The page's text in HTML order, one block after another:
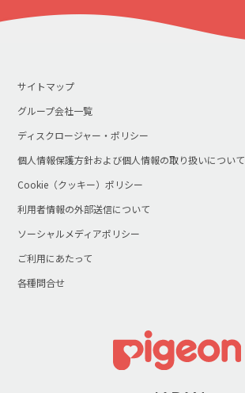
サイトマップ
グループ会社一覧
ディスクロージャー・ポリシー
個人情報保護方針および個人情報の取り扱いについて
Cookie（クッキー）ポリシー
利用者情報の外部送信について
ソーシャルメディアポリシー
ご利用にあたって
各種問合せ